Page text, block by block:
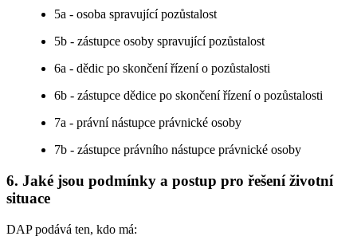
5a - osoba spravující pozůstalost
5b - zástupce osoby spravující pozůstalost
6a - dědic po skončení řízení o pozůstalosti
6b - zástupce dědice po skončení řízení o pozůstalosti
7a - právní nástupce právnické osoby
7b - zástupce právního nástupce právnické osoby
6. Jaké jsou podmínky a postup pro řešení životní
situace
DAP podává ten, kdo má: